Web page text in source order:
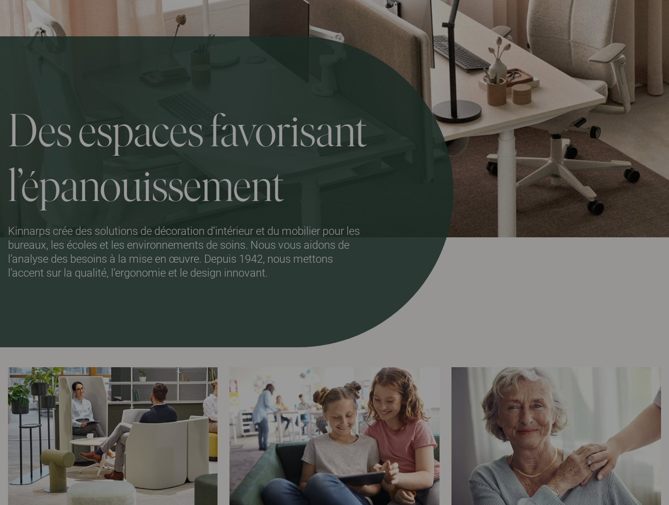
Des espaces favorisant
l’épanouissement
Kinnarps crée des solutions de décoration d’intérieur et du mobilier pour les
bureaux, les écoles et les environnements de soins. Nous vous aidons de
l’analyse des besoins à la mise en œuvre. Depuis 1942, nous mettons
l’accent sur la qualité, l’ergonomie et le design innovant.